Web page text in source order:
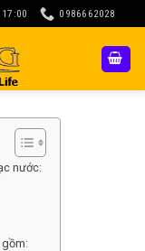
0986662028
nước: